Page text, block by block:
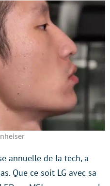
annuelle de la tech, a
Que ce soit LG avec sa